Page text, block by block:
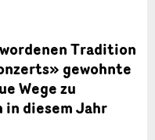
Tradition
gewohnte
Wege zu
diesem Jahr